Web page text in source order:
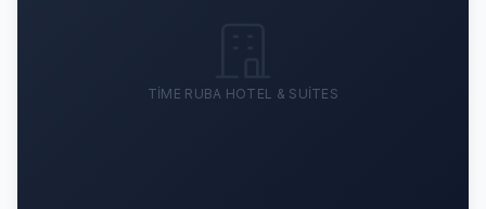
TIME RUBA HOTEL & SUITES